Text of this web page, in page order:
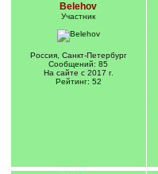
Belehov
Участник
Россия, Санкт-Петербург
Сообщений: 85
На сайте с 2017 г.
Рейтинг: 52